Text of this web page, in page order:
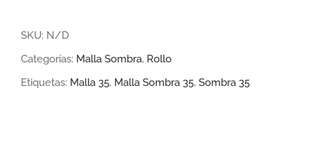
SKU: N/D
Categorías: Malla Sombra, Rollo
Etiquetas: Malla 35, Malla Sombra 35, Sombra 35